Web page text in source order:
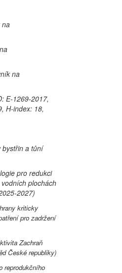
na
na
E-1269-2017,
H-index: 18,
bystřin a tůní
pro redukci
plochách
2027)
kriticky
pro zadržení
Zachraň
České republiky)
reprodukčního